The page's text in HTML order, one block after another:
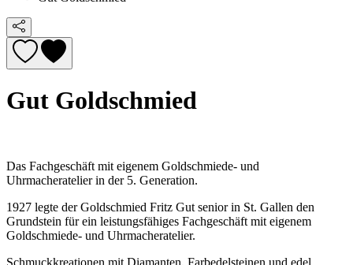
Gut Goldschmied
Das Fachgeschäft mit eigenem Goldschmiede- und
Uhrmacheratelier in der 5. Generation.
1927 legte der Goldschmied Fritz Gut senior in St. Gallen den
Grundstein für ein leistungsfähiges Fachgeschäft mit eigenem
Goldschmiede- und Uhrmacheratelier.
Schmuckkreationen mit Diamanten, Farbedelsteinen und edel